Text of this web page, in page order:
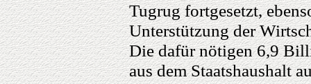
Tugrug fortgesetzt,
Unterstützung der
Die dafür nötigen 6,9
aus dem Staatshaushalt